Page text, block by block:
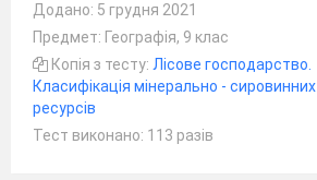
Додано: 5 грудня 2021
Предмет: Географія, 9 клас
Копія з тесту: Лісове господарство.
Класифікація мінерально - сировинних
ресурсів
Тест виконано: 113 разів